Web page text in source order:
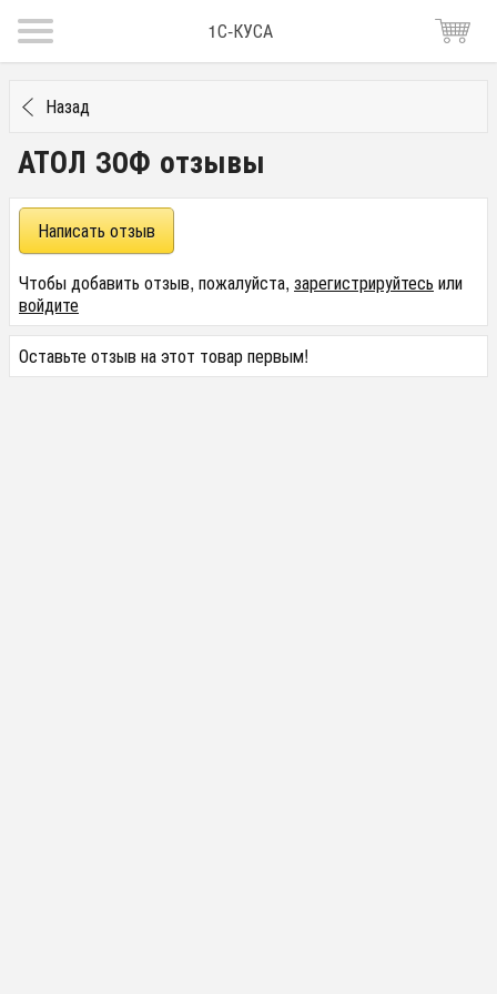
1С-КУСА
Назад
АТОЛ 30Ф отзывы
Написать отзыв
Чтобы добавить отзыв, пожалуйста, зарегистрируйтесь или
войдите
Оставьте отзыв на этот товар первым!